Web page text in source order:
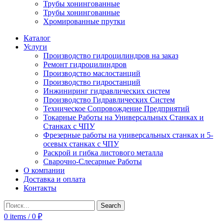
Трубы хонингованные
Трубы хонингованные
Хромированные прутки
Каталог
Услуги
Производство гидроцилиндров на заказ
Ремонт гидроцилиндров
Производство маслостанций
Производство гидростанций
Инжиниринг гидравлических систем
Производство Гидравлических Систем
Техническое Сопровождение Предприятий
Токарные Работы на Универсальных Станках и
Станках с ЧПУ
Фрезерные работы на универсальных станках и 5-
осевых станках с ЧПУ
Раскрой и гибка листового металла
Сварочно-Слесарные Работы
О компании
Доставка и оплата
Контакты
Search
0 items / 0 ₽